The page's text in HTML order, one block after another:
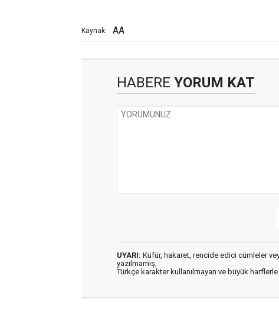
Kaynak: AA
HABERE YORUM KAT
UYARI: Küfür, hakaret, rencide edici cümleler
yazılmamış,
Türkçe karakter kullanılmayan ve büyük